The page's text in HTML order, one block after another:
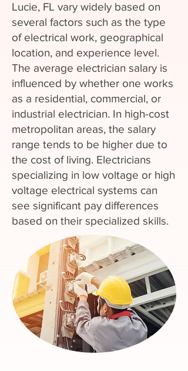
Lucie, FL vary widely based on
several factors such as the type
of electrical work, geographical
location, and experience level.
The average electrician salary is
influenced by whether one works
as a residential, commercial, or
industrial electrician. In high-cost
metropolitan areas, the salary
range tends to be higher due to
the cost of living. Electricians
specializing in low voltage or high
voltage electrical systems can
see significant pay differences
based on their specialized skills.